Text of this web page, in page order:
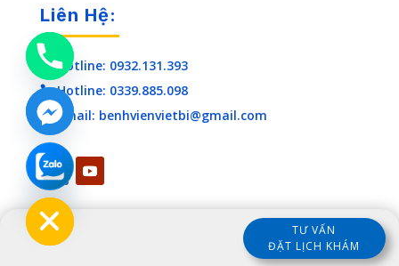
Liên Hệ:
 Hotline: 0932.131.393
 Hotline: 0339.885.098
 Email: benhvienvietbi@gmail.com
TƯ VẤN
ĐẶT LỊCH KHÁM
Hide
chaty